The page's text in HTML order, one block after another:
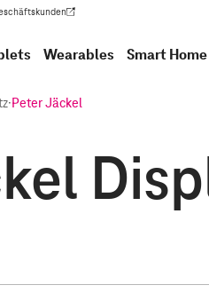
in einem neuen Tab geöffnet)
Wearables Smart Home
·Peter Jäckel